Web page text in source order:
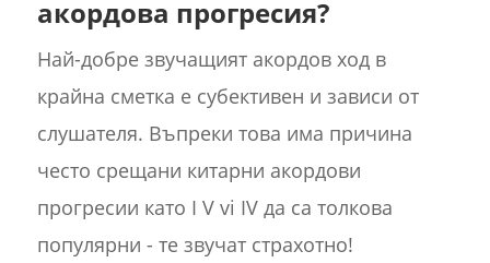
акордова прогресия?
Най-добре звучащият акордов ход в
крайна сметка е субективен и зависи от
слушателя. Въпреки това има причина
често срещани китарни акордови
прогресии като I V vi IV да са толкова
популярни - те звучат страхотно!